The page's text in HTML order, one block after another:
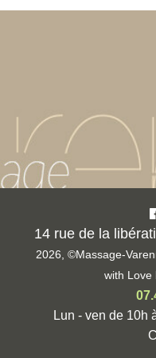
14 rue de la
2026, ©Massage-
with Love
Lun - ven de 10h